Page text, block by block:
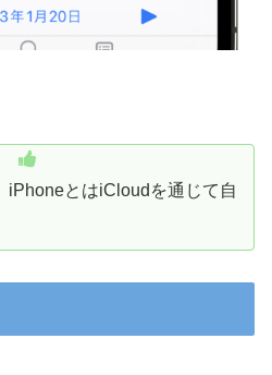
iPhoneとはiCloudを通じて自